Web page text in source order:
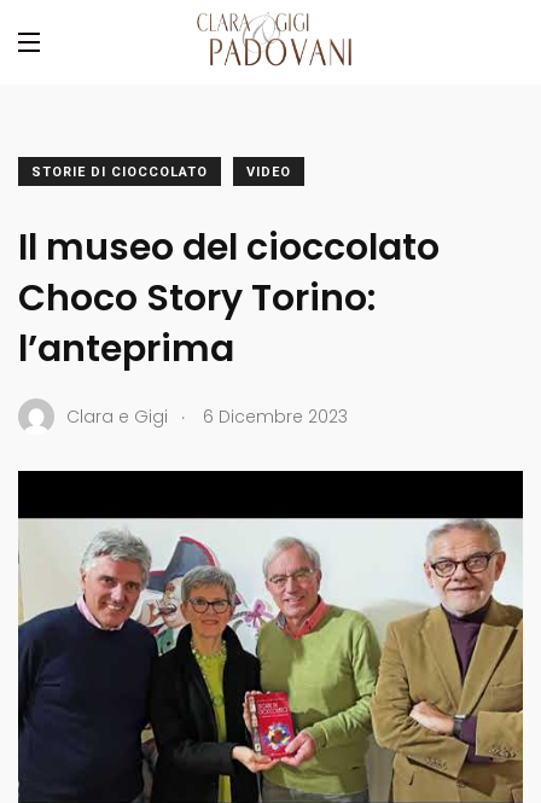
STORIE DI CIOCCOLATO VIDEO
Il museo del cioccolato
Choco Story Torino:
l’anteprima
Clara e Gigi . 6 Dicembre 2023